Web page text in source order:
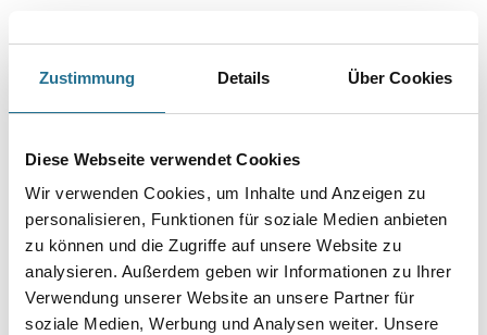
Zustimmung Details Über Cookies
Diese Webseite verwendet Cookies
Wir verwenden Cookies, um Inhalte und Anzeigen zu
personalisieren, Funktionen für soziale Medien anbieten
zu können und die Zugriffe auf unsere Website zu
analysieren. Außerdem geben wir Informationen zu Ihrer
Verwendung unserer Website an unsere Partner für
soziale Medien, Werbung und Analysen weiter. Unsere
Glanzgrad
Gebinde